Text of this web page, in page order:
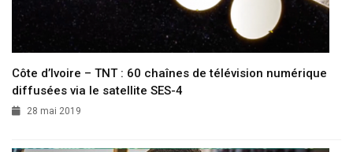
Côte d’Ivoire – TNT : 60 chaînes de télévision numérique
diffusées via le satellite SES-4
28 mai 2019